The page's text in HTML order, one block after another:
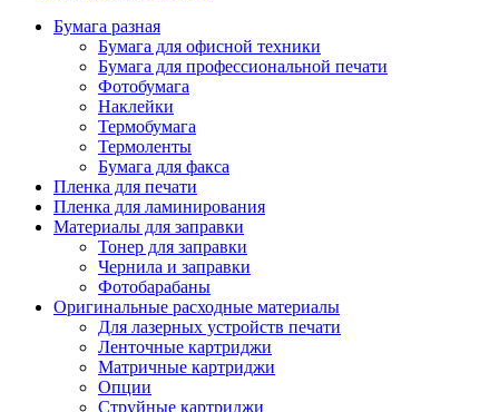
Другие картриджи и твердые чернила
Картриджи и твердые чернила
Картриджи матричные, чернила
Расходные материалы для профессиональной
печати
Электрика
Изделия для прокладки кабеля и
Арматура кабельная/изоляционные
материалы
Гильза соединительная для
алюминиевых проводников под
опрессовку
проводников под опрессовку
Гильза соединительная со
болтами
Заглушка термоусадочная
Бумага разная
Бумага для офисной техники
Бумага для профессиональной печати
Фотобумага
Наклейки
Термобумага
Термоленты
Бумага для факса
Пленка для печати
Пленка для ламинирования
Материалы для заправки
Тонер для заправки
Чернила и заправки
Фотобарабаны
Оригинальные расходные материалы
Для лазерных устройств печати
Ленточные картриджи
Матричные картриджи
Опции
Струйные картриджи